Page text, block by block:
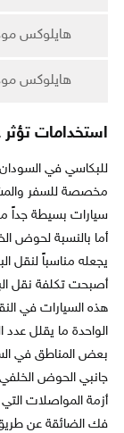
هايلوكس موديل
هايلوكس موديل
استخدامات
للبكاسي في
مخصصة للسفر
سيارات بسيطة جداً
أما بالنسبة لحوض
يجعله مناسباً لنقل
أصبحت تكلفة نقل
هذه السيارات في
الواحدة ما يقلل عدد
بعض المناطق في
جانبي الحوض
أزمة المواصلات
فك الضائقة عن طريق